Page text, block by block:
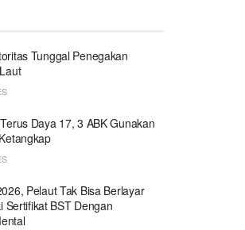
Tunggal Penegakan
Daya 17, 3 ABK Gunakan
Pelaut Tak Bisa Berlayar
Sertifikat BST Dengan